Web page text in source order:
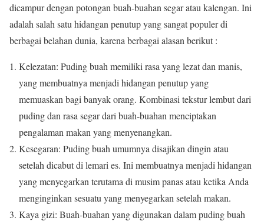
dicampur dengan potongan buah-buahan segar atau kalengan. Ini
adalah salah satu hidangan penutup yang sangat populer di
berbagai belahan dunia, karena berbagai alasan berikut :
Kelezatan: Puding buah memiliki rasa yang lezat dan manis,
yang membuatnya menjadi hidangan penutup yang
memuaskan bagi banyak orang. Kombinasi tekstur lembut dari
puding dan rasa segar dari buah-buahan menciptakan
pengalaman makan yang menyenangkan.
Kesegaran: Puding buah umumnya disajikan dingin atau
setelah dicabut di lemari es. Ini membuatnya menjadi hidangan
yang menyegarkan terutama di musim panas atau ketika Anda
menginginkan sesuatu yang menyegarkan setelah makan.
Kaya gizi: Buah-buahan yang digunakan dalam puding buah